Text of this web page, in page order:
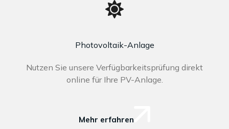
Photovoltaik-Anlage
Nutzen Sie unsere Verfügbarkeitsprüfung direkt
online für Ihre PV-Anlage.
Mehr erfahren